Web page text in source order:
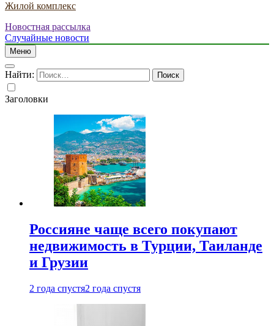
Жилой комплекс
Новостная рассылка
Случайные новости
Меню
Найти:
Заголовки
Россияне чаще всего покупают
недвижимость в Турции, Таиланде
и Грузии
2 года спустя2 года спустя